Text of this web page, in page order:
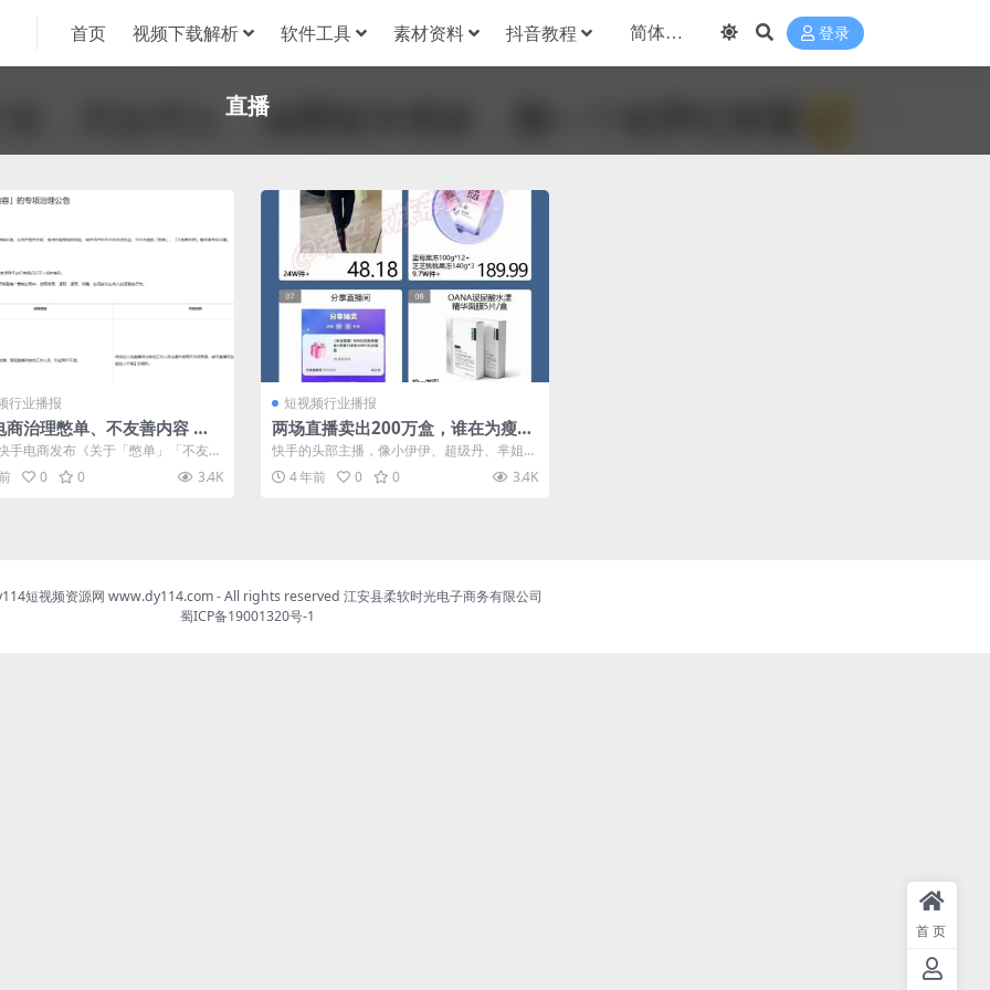
首页 视频下载解析 软件工具 素材资料 抖音教程 登录
直播
行业播报
商治理憋单、不友善内容 情
将封禁快手账号
手电商发布《关于「憋单」「不友善
专项治理公告》...不友善内容，...
0 0 3.4K
短视频行业播报
两场直播卖出200万盒，谁在为瘦身
产品买单
快手的头部主播，像小伊伊、超级丹、芈姐、
真姐、小佛爷等，都有进行过以“瘦身专场”...
4 年前 0 0 3.4K
短视频资源网 www.dy114.com - All rights reserved 江安县柔软时光电子商务有限公司
蜀ICP备19001320号-1
首页